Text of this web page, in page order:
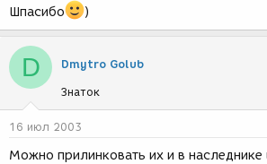
Шпасибо
)
D Dmytro Golub
Знаток
16 июл 2003
Можно прилинковать их и в